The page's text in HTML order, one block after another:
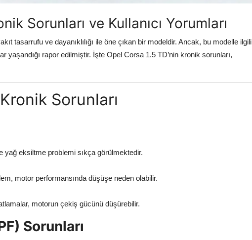
Sorunları ve Kullanıcı Yorumları
tasarrufu ve dayanıklılığı ile öne çıkan bir modeldir. Ancak, bu modelle ilgili
yaşandığı rapor edilmiştir. İşte Opel Corsa 1.5 TD’nin kronik sorunları,
Sorunları
yağ eksiltme problemi sıkça görülmektedir.
motor performansında düşüşe neden olabilir.
motorun çekiş gücünü düşürebilir.
Sorunları